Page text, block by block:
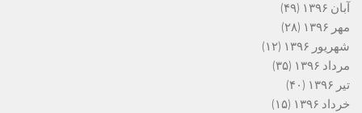
آبان ۱۳۹۶
(۴۹)
مهر ۱۳۹۶
(۲۸)
شهریور ۱۳۹۶
(۱۲)
مرداد ۱۳۹۶
(۳۵)
تیر ۱۳۹۶
(۴۰)
خرداد ۱۳۹۶
(۱۵)